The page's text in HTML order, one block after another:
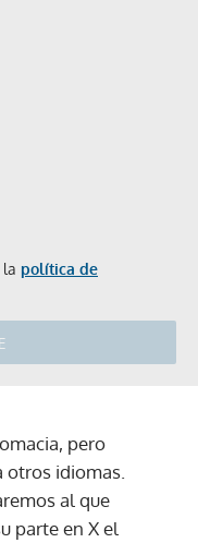
la política de
pero
otros idiomas.
al que
parte en X el